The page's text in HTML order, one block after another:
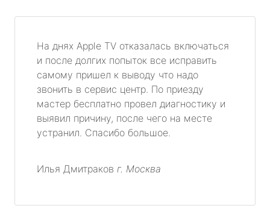
На днях Apple TV отказалась включаться
и после долгих попыток все исправить
самому пришел к выводу что надо
звонить в сервис центр. По приезду
мастер бесплатно провел диагностику и
выявил причину, после чего на месте
устранил. Спасибо большое.
Илья Дмитраков г. Москва